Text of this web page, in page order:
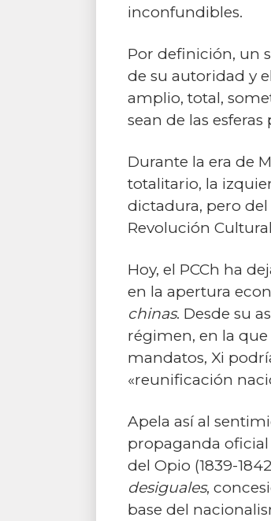
inconfundibles.
Por definición, un
de su autoridad y
amplio, total,
sean de las
Durante la era de
totalitario, la
dictadura, pero del
Revolución
Hoy, el PCCh ha
en la apertura
chinas. Desde su
régimen, en la que
mandatos, Xi
«reunificación
Apela así al
propaganda oficial
del Opio (1839-
desiguales,
base del